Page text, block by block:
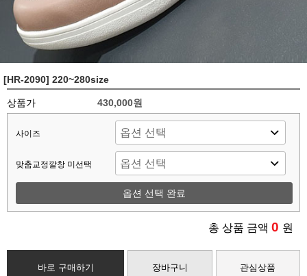
[HR-2090] 220~280size
상품가 430,000원
사이즈
맞춤교정깔창 미선택
옵션 선택 완료
총 상품 금액 0 원
바로 구매하기 장바구니 관심상품